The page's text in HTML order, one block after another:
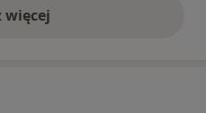
więcej
opinie powyżej